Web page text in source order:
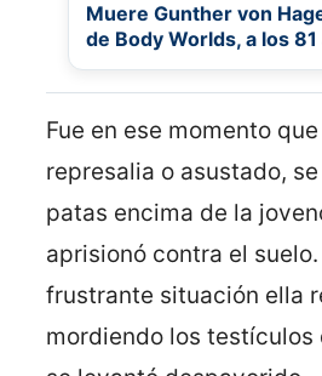
Muere Gunther von
de Body Worlds, a los
Fue en ese momento
represalia o asustado,
patas encima de la
aprisionó contra el
frustrante situación ella
mordiendo los testículos